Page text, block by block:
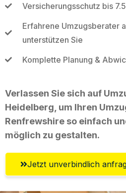
Versicherungsschutz bis
Erfahrene Umzugsberater
unterstützen Sie
Komplette Planung &
Verlassen Sie sich auf
Heidelberg, um Ihren
Renfrewshire so einfach
möglich zu gestalten.
Jetzt unverbindlich